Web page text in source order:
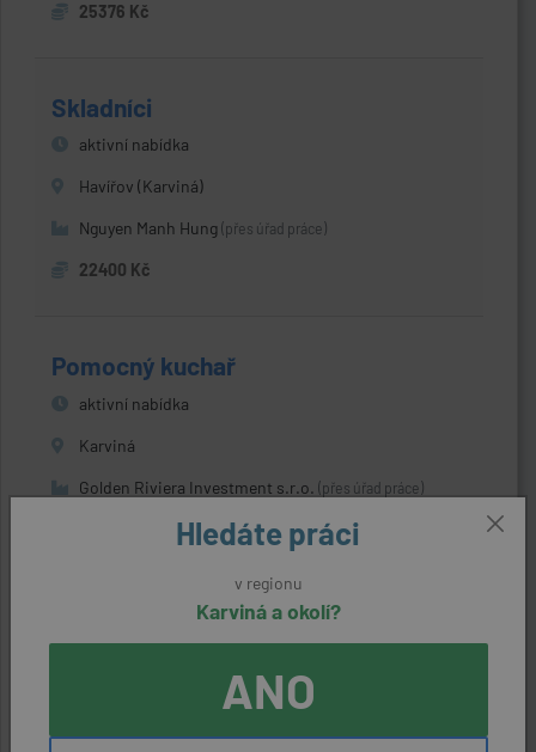
25376 Kč
Skladníci
aktivní nabídka
Havířov (Karviná)
Nguyen Manh Hung (přes úřad práce)
22400 Kč
Pomocný kuchař
aktivní nabídka
Karviná
Golden Riviera Investment s.r.o. (přes úřad práce)
Pracovník pro přípravu rychlého
Havířov (Karviná)
Hledáte práci
v regionu
Karviná a okolí?
ANO